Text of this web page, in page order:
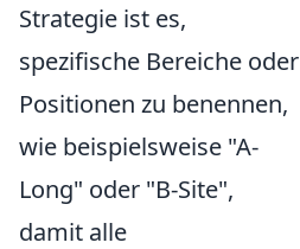
Strategie ist es,
spezifische Bereiche oder
Positionen zu benennen,
wie beispielsweise "A-
Long" oder "B-Site",
damit alle